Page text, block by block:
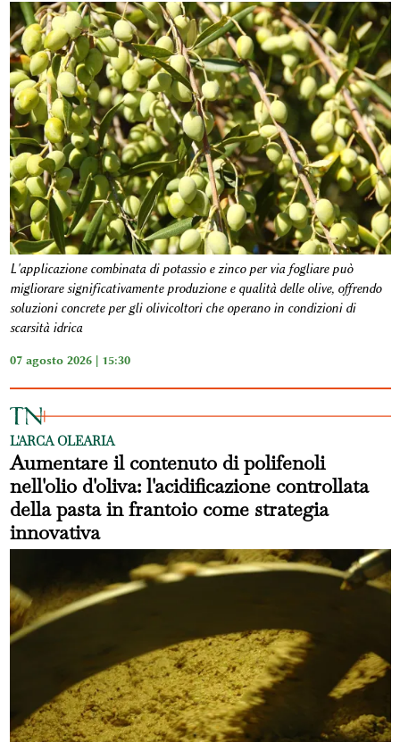
L'applicazione combinata di potassio e zinco per via fogliare può
migliorare significativamente produzione e qualità delle olive, offrendo
soluzioni concrete per gli olivicoltori che operano in condizioni di
scarsità idrica
07 agosto 2026 | 15:30
L'ARCA OLEARIA
Aumentare il contenuto di polifenoli
nell'olio d'oliva: l'acidificazione controllata
della pasta in frantoio come strategia
innovativa